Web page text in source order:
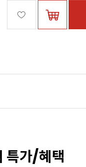
특가/혜택